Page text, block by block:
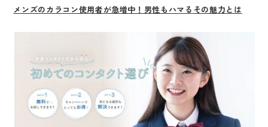
メンズのカラコン使用者が急増中！男性もハマるその魅力とは